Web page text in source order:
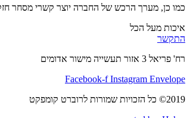
כמו כן, מערך הרכש של החברה יוצר קשרי מסחר
איכות מעל הכל
התקשר
רח' פריאל 3 אזור תעשייה מישור אדומים
Facebook-f Instagram Envelope
2019© כל הזכויות שמורות לרוברט קומפקט